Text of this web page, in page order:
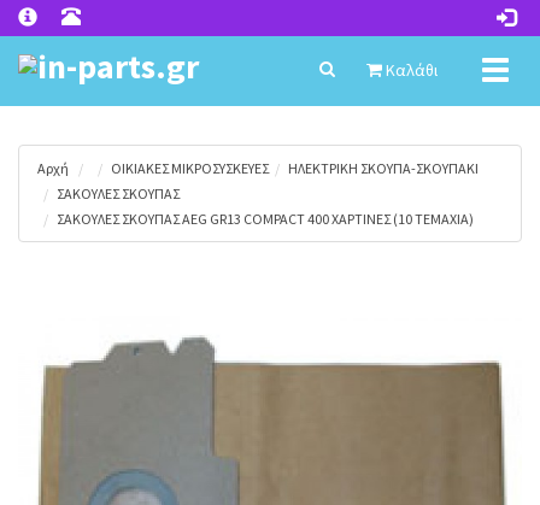
Καλάθι
Αρχή ΟΙΚΙΑΚΕΣ ΜΙΚΡΟΣΥΣΚΕΥΕΣ
ΗΛΕΚΤΡΙΚΗ ΣΚΟΥΠΑ-ΣΚΟΥΠΑΚΙ
ΣΑΚΟΥΛΕΣ ΣΚΟΥΠΑΣ
ΣΑΚΟΥΛΕΣ ΣΚΟΥΠΑΣ AEG GR13 COMPACT 400 ΧΑΡΤΙΝΕΣ (10 TEMAXIA)